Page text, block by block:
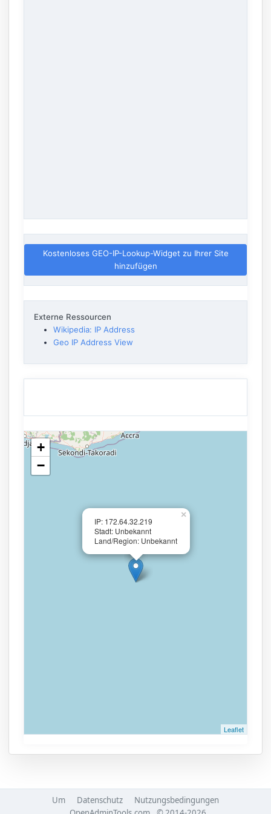
Kostenloses GEO-IP-Lookup-Widget zu Ihrer Site
hinzufügen
Externe Ressourcen
Wikipedia: IP Address
Geo IP Address View
IP: 172.64.32.219
Stadt: Unbekannt
Land/Region: Unbekannt
×
+
−
Leaflet
Um Datenschutz
Nutzungsbedingungen